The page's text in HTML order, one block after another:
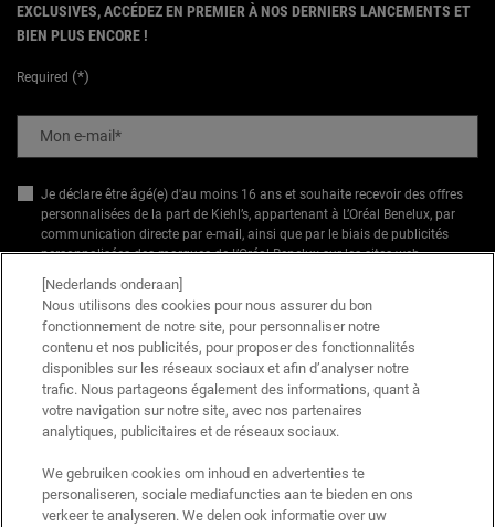
EXCLUSIVES, ACCÉDEZ EN PREMIER À NOS DERNIERS LANCEMENTS ET
BIEN PLUS ENCORE !
Required (*)
Mon e-mail*
Je déclare être âgé(e) d'au moins 16 ans et souhaite recevoir des offres
personnalisées de la part de Kiehl’s, appartenant à L’Oréal Benelux, par
communication directe par e-mail, ainsi que par le biais de publicités
personnalisées des marques de L’Oréal Benelux sur les sites web
partenaires et les réseaux sociaux.
*Les données que vous nous fournissez seront utilisées par L'Oréal Benelux
pour gérer votre compte. Elles seront également utilisées, avec votre
consentement ci-dessus, pour enrichir votre profil et vous proposer des offres
personnalisées par communication directe de la part de Kiehl's, ainsi que par
le biais de publicités de ses différentes marques sur les sites web et les
réseaux sociaux partenaires, et pour mesurer la performance de nos activités
marketing. Vous pouvez rétracter votre consentement à tout moment via le
Pour en savoir plus sur le traitement de vos données et vos droits, consultez
notrePolitique de confidentialité.
[Nederlands onderaan]
Nous utilisons des cookies pour nous assurer du bon
fonctionnement de notre site, pour personnaliser notre
contenu et nos publicités, pour proposer des fonctionnalités
disponibles sur les réseaux sociaux et afin d’analyser notre
trafic. Nous partageons également des informations, quant à
votre navigation sur notre site, avec nos partenaires
analytiques, publicitaires et de réseaux sociaux.
We gebruiken cookies om inhoud en advertenties te
personaliseren, sociale mediafuncties aan te bieden en ons
verkeer te analyseren. We delen ook informatie over uw